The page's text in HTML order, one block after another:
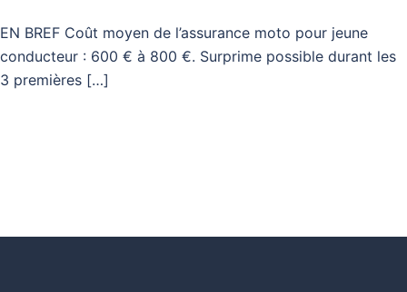
EN BREF Coût moyen de l’assurance moto pour jeune
conducteur : 600 € à 800 €. Surprime possible durant les
3 premières […]